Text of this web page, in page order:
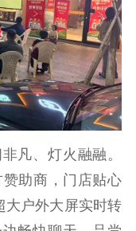
、灯火融融。
助商，门店贴心
大户外大屏实时转